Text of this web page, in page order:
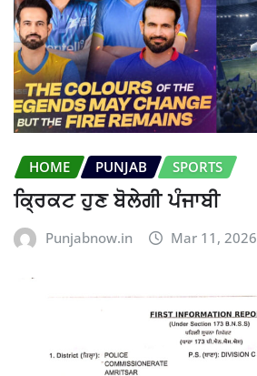
HOME PUNJAB SPORTS
ਕ੍ਰਿਕਟ ਹੁਣ ਬੋਲੇਗੀ ਪੰਜਾਬੀ
Punjabnow.in Mar 11, 2026